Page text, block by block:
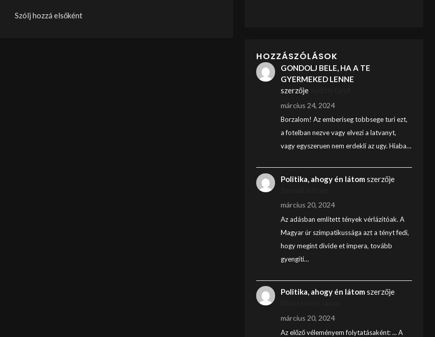
Szólj hozzá elsőként
HOZZÁSZÓLÁSOK
GONDOLJ BELE, HA A TE
GYERMEKED LENNE
szerzője
március 24, 2024
Borzalom! Az emberiseg tobbsege turi ezt,
a fotelban nezve vagy elvezi a latvanyt,
vagy egyszeruen nem erdekli az ugy. Hiaba…
Politika, ahogy én látom szerzője
március 20, 2024
Az adásban említett tények vérlázítóak. A
Magyar úr szimpatikussága azt a tényt fedi,
hogy megint divide et impera, tovább
gyengíti…
Politika, ahogy én látom szerzője
március 20, 2024
Az előző véleményem folytatásaként: ... A